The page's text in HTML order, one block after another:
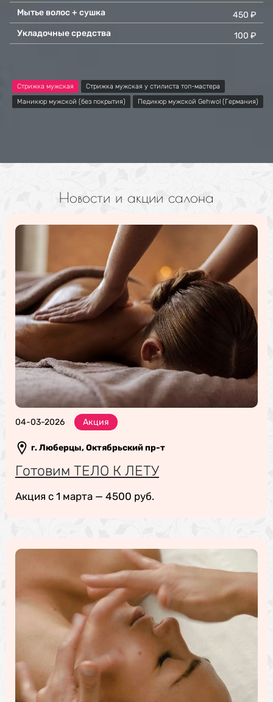
Мытье волос + сушка
450 ₽
Укладочные средства
100 ₽
Стрижка мужская
Стрижка мужская у стилиста топ-мастера
Маникюр мужской (без покрытия)
Педикюр мужской Gehwol (Германия)
Новости и акции салона
04-03-2026 Акция
г. Люберцы, Октябрьский пр-т
Готовим ТЕЛО К ЛЕТУ
Акция с 1 марта — 4500 руб.